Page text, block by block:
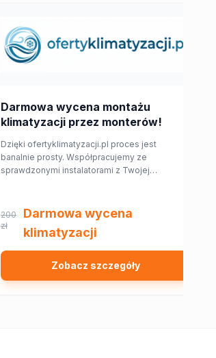
Darmowa wycena montażu
klimatyzacji przez monterów!
Dzięki ofertyklimatyzacji.pl proces jest
banalnie prosty. Współpracujemy ze
sprawdzonymi instalatorami z Twojej
domu lub mieszkania.
200
zł
Darmowa wycena
klimatyzacji
Zobacz szczegóły